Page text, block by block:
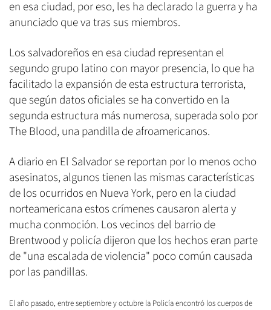
en esa ciudad, por eso, les ha declarado la guerra y ha
anunciado que va tras sus miembros.
Los salvadoreños en esa ciudad representan el
segundo grupo latino con mayor presencia, lo que ha
facilitado la expansión de esta estructura terrorista,
que según datos oficiales se ha convertido en la
segunda estructura más numerosa, superada solo por
The Blood, una pandilla de afroamericanos.
A diario en El Salvador se reportan por lo menos ocho
asesinatos, algunos tienen las mismas características
de los ocurridos en Nueva York, pero en la ciudad
norteamericana estos crímenes causaron alerta y
mucha conmoción. Los vecinos del barrio de
Brentwood y policía dijeron que los hechos eran parte
de "una escalada de violencia" poco común causada
por las pandillas.
El año pasado, entreseptiembre y octubre la Policíaencontró los cuerpos de